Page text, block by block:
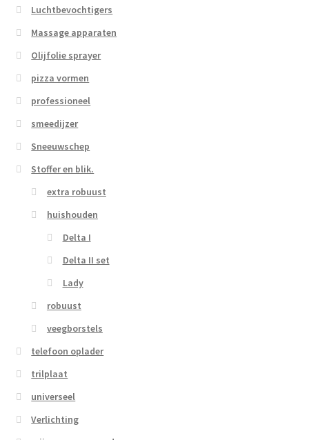
Luchtbevochtigers
Massage apparaten
Olijfolie sprayer
pizza vormen
professioneel
smeedijzer
Sneeuwschep
Stoffer en blik.
extra robuust
huishouden
Delta I
Delta II set
Lady
robuust
veegborstels
telefoon oplader
trilplaat
universeel
Verlichting